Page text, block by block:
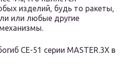
изделий, будь то ракеты,
или любые другие
СЕ-51 серии MASTER.3X в